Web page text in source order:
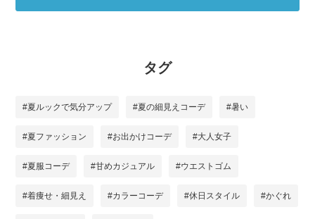
タグ
#夏ルックで気分アップ #夏の細見えコーデ #暑い
#夏ファッション #お出かけコーデ #大人女子
#夏服コーデ #甘めカジュアル #ウエストゴム
#着痩せ・細見え #カラーコーデ #休日スタイル #かぐれ